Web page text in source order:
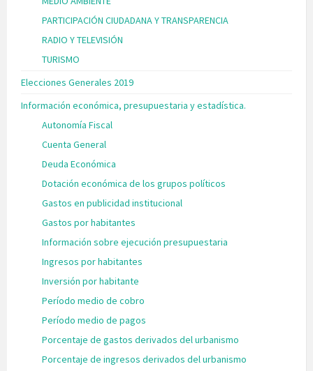
PARTICIPACIÓN CIUDADANA Y TRANSPARENCIA
RADIO Y TELEVISIÓN
TURISMO
Elecciones Generales 2019
Información económica, presupuestaria y estadística.
Autonomía Fiscal
Cuenta General
Deuda Económica
Dotación económica de los grupos políticos
Gastos en publicidad institucional
Gastos por habitantes
Información sobre ejecución presupuestaria
Ingresos por habitantes
Inversión por habitante
Período medio de cobro
Período medio de pagos
Porcentaje de gastos derivados del urbanismo
Porcentaje de ingresos derivados del urbanismo